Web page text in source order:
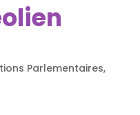
Parlementaires,